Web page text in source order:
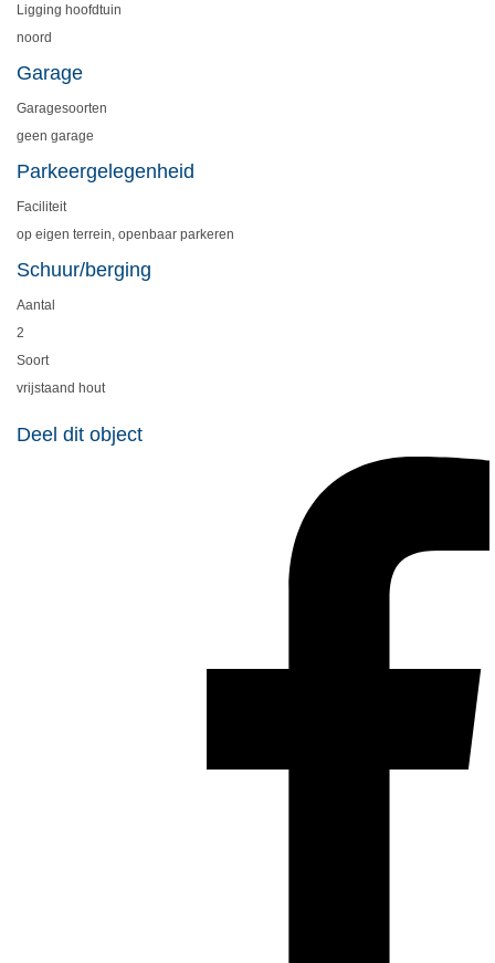
Ligging hoofdtuin
noord
Garage
Garagesoorten
geen garage
Parkeergelegenheid
Faciliteit
op eigen terrein, openbaar parkeren
Schuur/berging
Aantal
2
Soort
vrijstaand hout
Deel dit object